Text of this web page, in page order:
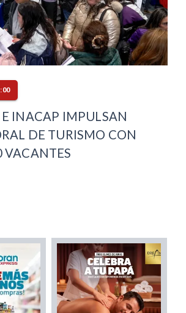
INACAP IMPULSAN
DE TURISMO CON
VACANTES